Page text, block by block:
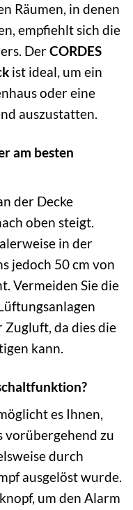
Räumen, in denen
empfiehlt sich die
DerCORDES
ist ideal, um ein
oder eine
auszustatten.
am besten
der Decke
oben steigt.
in der
jedoch 50 cm von
Vermeiden Sie die
da dies die
kann.
es Ihnen,
vorübergehend zu
durch
ausgelöst wurde.
um den Alarm